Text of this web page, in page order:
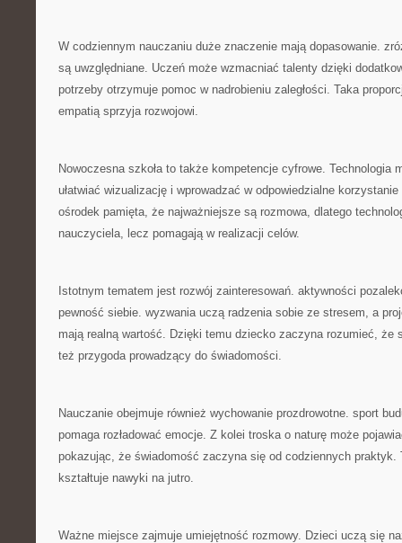
W codziennym nauczaniu duże znaczenie mają dopasowanie.
są uwzględniane. Uczeń może wzmacniać talenty dzięki
potrzeby otrzymuje pomoc w nadrobieniu zaległości. Taka
empatią sprzyja rozwojowi.
Nowoczesna szkoła to także kompetencje cyfrowe. Technologia
ułatwiać wizualizację i wprowadzać w odpowiedzialne
ośrodek pamięta, że najważniejsze są rozmowa, dlatego
nauczyciela, lecz pomagają w realizacji celów.
Istotnym tematem jest rozwój zainteresowań. aktywności
pewność siebie. wyzwania uczą radzenia sobie ze stresem, a
mają realną wartość. Dzięki temu dziecko zaczyna rozumieć, że
też przygoda prowadzący do świadomości.
Nauczanie obejmuje również wychowanie prozdrowotne. sport
pomaga rozładować emocje. Z kolei troska o naturę może
pokazując, że świadomość zaczyna się od codziennych praktyk.
kształtuje nawyki na jutro.
Ważne miejsce zajmuje umiejętność rozmowy. Dzieci uczą się